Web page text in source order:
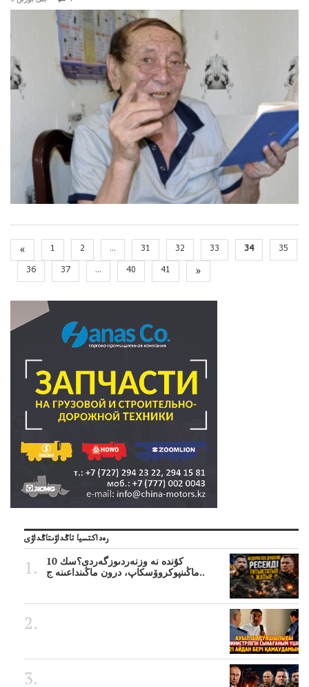
« 1 2 ... 31 32 33 34
35
36
37 ... 40 41 »
رەداكتسيا تاڭداۋىتاڭداۋى
10 كۇندە نە وزنەردىوزگەردى؟سك
ماڭىنپوكروۆسكاپ، درون ماڭىنداعىنە ج..